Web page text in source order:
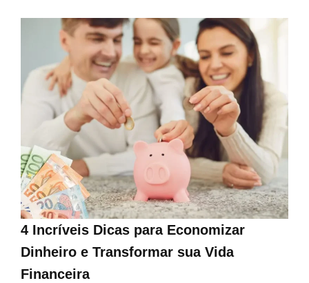
4 Incríveis Dicas para Economizar
Dinheiro e Transformar sua Vida
Financeira